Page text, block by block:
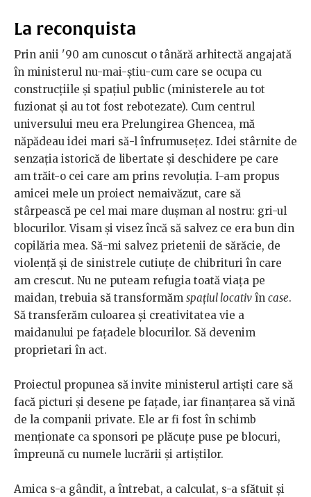
La reconquista
Prin anii '90 am cunoscut o tânără arhitectă angajată
în ministerul nu-mai-ştiu-cum care se ocupa cu
construcţiile şi spaţiul public (ministerele au tot
fuzionat şi au tot fost rebotezate). Cum centrul
universului meu era Prelungirea Ghencea, mă
năpădeau idei mari să-l înfrumuseţez. Idei stârnite de
senzaţia istorică de libertate şi deschidere pe care
am trăit-o cei care am prins revoluţia. I-am propus
amicei mele un proiect nemaivăzut, care să
stârpească pe cel mai mare duşman al nostru: gri-ul
blocurilor. Visam şi visez încă să salvez ce era bun din
copilăria mea. Să-mi salvez prietenii de sărăcie, de
violenţă şi de sinistrele cutiuţe de chibrituri în care
am crescut. Nu ne puteam refugia toată viaţa pe
maidan, trebuia să transformăm spaţiul locativ în case.
Să transferăm culoarea şi creativitatea vie a
maidanului pe faţadele blocurilor. Să devenim
proprietari în act.
Proiectul propunea să invite ministerul artişti care să
facă picturi şi desene pe faţade, iar finanţarea să vină
de la companii private. Ele ar fi fost în schimb
menţionate ca sponsori pe plăcuțe puse pe blocuri,
împreună cu numele lucrării şi artiştilor.
Amica s-a gândit, a întrebat, a calculat, s-a sfătuit şi